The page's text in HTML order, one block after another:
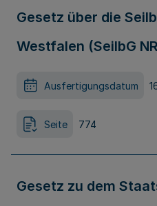
Gesetz über die
Westfalen (SeilbG
Ausfertigungsdatum
Seite 774
Gesetz zu dem